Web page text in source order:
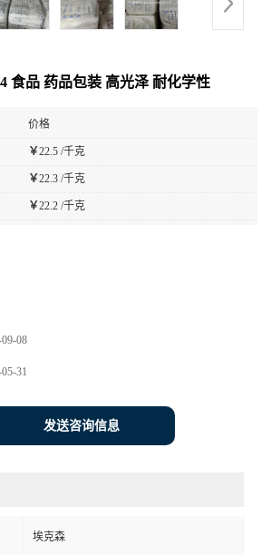
食品 药品包装 高光泽 耐化学性
价格
￥22.5 /千克
￥22.3 /千克
￥22.2 /千克
08
31
发送咨询信息
埃克森